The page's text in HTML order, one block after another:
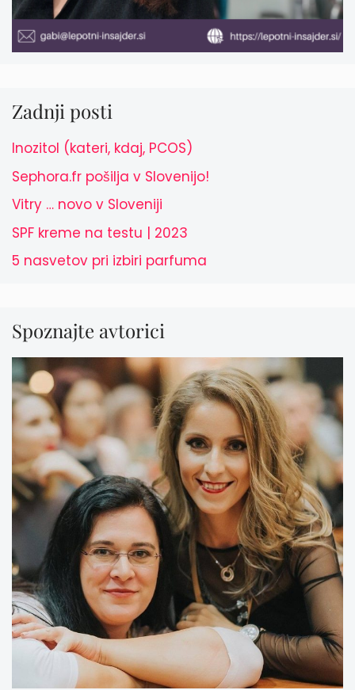
Zadnji posti
Inozitol (kateri, kdaj, PCOS)
Sephora.fr pošilja v Slovenijo!
Vitry … novo v Sloveniji
SPF kreme na testu | 2023
5 nasvetov pri izbiri parfuma
Spoznajte avtorici